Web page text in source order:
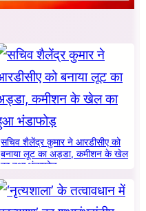
सचिव शैलेंद्र कुमार ने आरडीसीए को
बनाया लूट का अड्डा, कमीशन के खेल
का हुआ भंडाफोड़